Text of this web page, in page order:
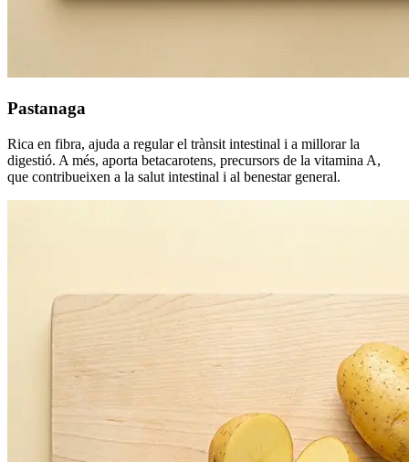
Pastanaga
Rica en fibra, ajuda a regular el trànsit intestinal i a millorar la
digestió. A més, aporta betacarotens, precursors de la vitamina A,
que contribueixen a la salut intestinal i al benestar general.